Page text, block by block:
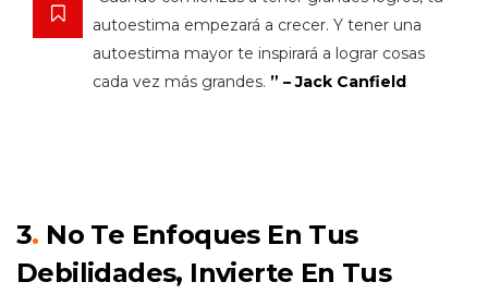
autoestima empezará a crecer. Y tener una
autoestima mayor te inspirará a lograr cosas
cada vez más grandes. ” – Jack Canfield
3. No Te Enfoques En Tus
Debilidades, Invierte En Tus